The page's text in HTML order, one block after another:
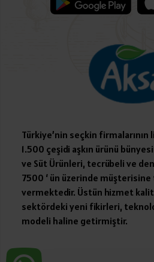
Türkiye’nin seçkin firmalarının
1.500 çeşidi aşkın ürünü
ve Süt Ürünleri, tecrübeli ve
7500 ‘ ün üzerinde
vermektedir. Üstün hizmet
sektördeki yeni fikirleri,
modeli haline getirmiştir.